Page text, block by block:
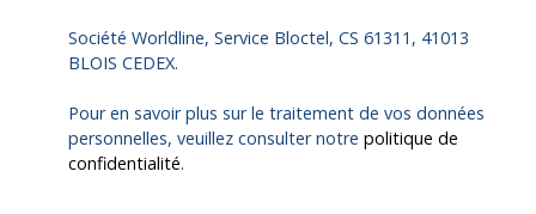
Société Worldline, Service Bloctel, CS 61311, 41013
BLOIS CEDEX.
Pour en savoir plus sur le traitement de vos données
personnelles, veuillez consulter notre politique de
confidentialité.